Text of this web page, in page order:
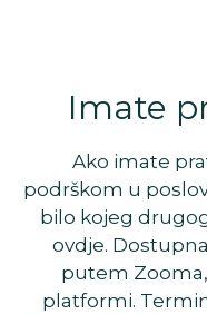
Imate
Ako imate
podrškom u
bilo kojeg
ovdje.
putem
platformi.